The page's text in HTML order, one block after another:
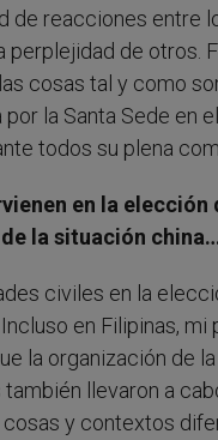
de reacciones entre
de otros.
cosas tal y como
la Santa Sede
todos su plena
en la
la situación
civiles en la
en Filipinas,
la organización de
llevaron a
y contextos